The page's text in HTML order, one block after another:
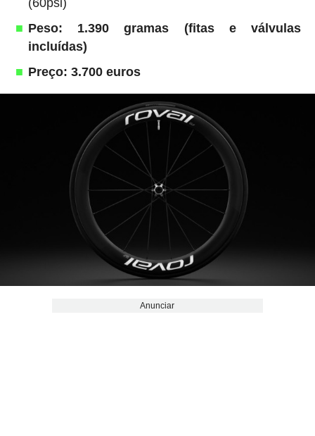
Peso: 1.390 gramas (fitas e válvulas
incluídas)
Preço: 3.700 euros
Anunciar